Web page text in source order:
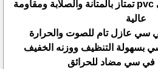
مظلات قماش بي في سي pvc تمتاز بالمتانة والصلابة ومقاومة
عالية
سي عازل تام للصوت والحرارة
بسهولة التنظيف ووزنه الخفيف
في سي مضاد للحرائق